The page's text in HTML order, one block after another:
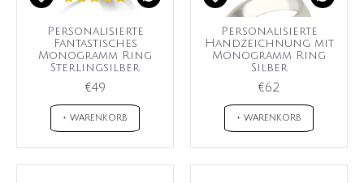
Personalisierte
Fantastisches
Monogramm Ring
Sterlingsilber
€49
+ WARENKORB
Personalisierte
Handzeichnung mit
Monogramm Ring
Silber
€62
+ WARENKORB